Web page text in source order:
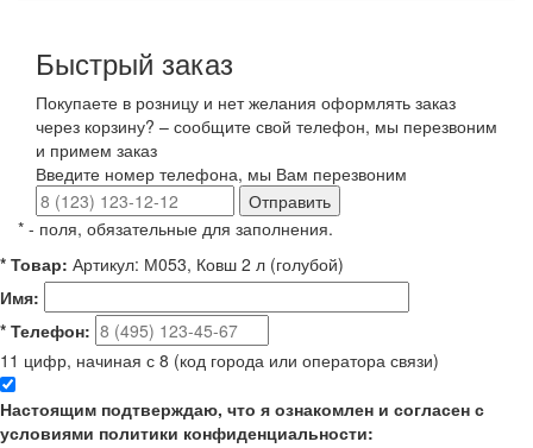
Быстрый заказ
Покупаете в розницу и нет желания оформлять заказ
через корзину? – сообщите свой телефон, мы перезвоним
и примем заказ
Введите номер телефона, мы Вам перезвоним
Отправить
* - поля, обязательные для заполнения.
* Товар: Артикул: М053, Ковш 2 л (голубой)
Имя:
* Телефон:
11 цифр, начиная с 8 (код города или оператора связи)
Настоящим подтверждаю, что я ознакомлен и согласен с
условиями политики конфиденциальности: